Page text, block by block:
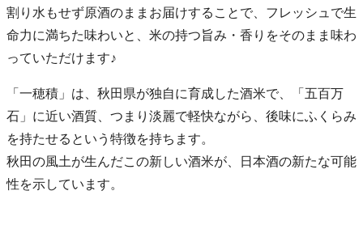
割り水もせず原酒のままお届けすることで、フレッシュで生
命力に満ちた味わいと、米の持つ旨み・香りをそのまま味わ
っていただけます♪
「一穂積」は、秋田県が独自に育成した酒米で、「五百万
石」に近い酒質、つまり淡麗で軽快ながら、後味にふくらみ
を持たせるという特徴を持ちます。
秋田の風土が生んだこの新しい酒米が、日本酒の新たな可能
性を示しています。